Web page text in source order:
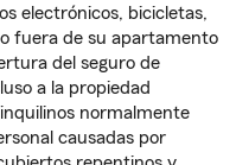
electrónicos, bicicletas,
fuera de su apartamento
del seguro de
a la propiedad
normalmente
causadas por